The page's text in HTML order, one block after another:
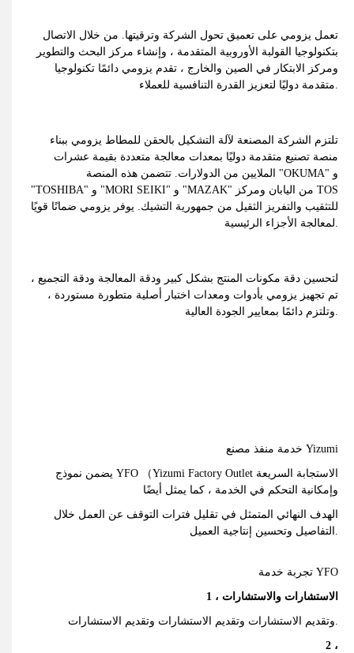
تعمل يزومي على تعميق تحول الشركة وترقيتها. من خلال الاتصال
بتكنولوجيا القولبة الأوروبية المتقدمة ، وإنشاء مركز البحث والتطوير
ومركز الابتكار في الصين والخارج ، تقدم يزومي دائمًا تكنولوجيا
متقدمة دوليًا لتعزيز القدرة التنافسية للعملاء.
تلتزم الشركة المصنعة لآلة التشكيل بالحقن للمطاط يزومي ببناء
منصة تصنيع متقدمة دوليًا بمعدات معالجة متعددة بقيمة عشرات
الملايين من الدولارات. تتضمن هذه المنصة "OKUMA" و
"TOSHIBA" و "MORI SEIKI" و "MAZAK" من اليابان ومركز TOS
للتثقيب والتفريز الثقيل من جمهورية التشيك. يوفر يزومي ضمانًا قويًا
لمعالجة الأجزاء الرئيسية.
لتحسين دقة مكونات المنتج بشكل كبير ودقة المعالجة ودقة التجميع ،
تم تجهيز يزومي بأدوات ومعدات اختبار أصلية متطورة مستوردة ،
وتلتزم دائمًا بمعايير الجودة العالية.
خدمة منفذ مصنع Yizumi
يضمن نموذج YFO （Yizumi Factory Outlet الاستجابة السريعة
وإمكانية التحكم في الخدمة ، كما يمثل أيضًا
الهدف النهائي المتمثل في تقليل فترات التوقف عن العمل خلال
التفاصيل وتحسين إنتاجية العميل.
تجربة خدمة YFO
1 ، الاستشارات والاستشارات
وتقديم الاستشارات وتقديم الاستشارات وتقديم الاستشارات.
2 ،